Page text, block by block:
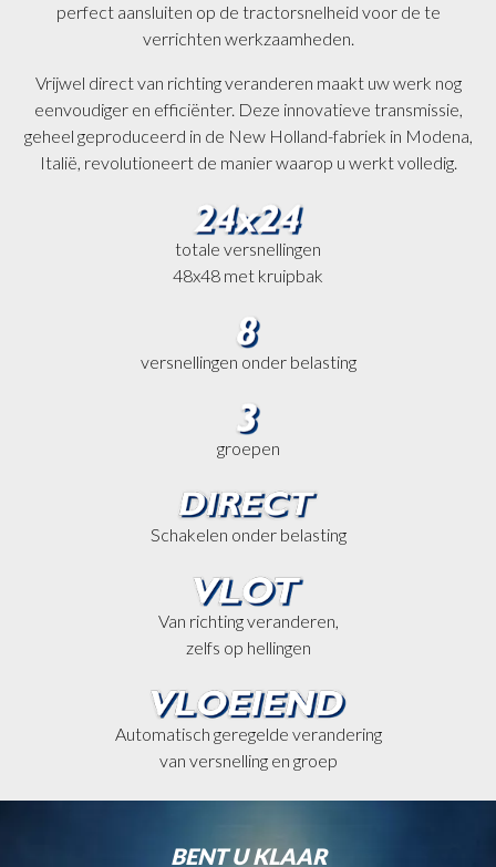
perfect aansluiten op de tractorsnelheid voor de te
verrichten werkzaamheden.
Vrijwel direct van richting veranderen maakt uw werk nog
eenvoudiger en efficiënter. Deze innovatieve transmissie,
geheel geproduceerd in de New Holland-fabriek in Modena,
Italië, revolutioneert de manier waarop u werkt volledig.
totale versnellingen
48x48 met kruipbak
versnellingen onder belasting
groepen
Schakelen onder belasting
Van richting veranderen,
zelfs op hellingen
Automatisch geregelde verandering
van versnelling en groep
BENT U KLAAR